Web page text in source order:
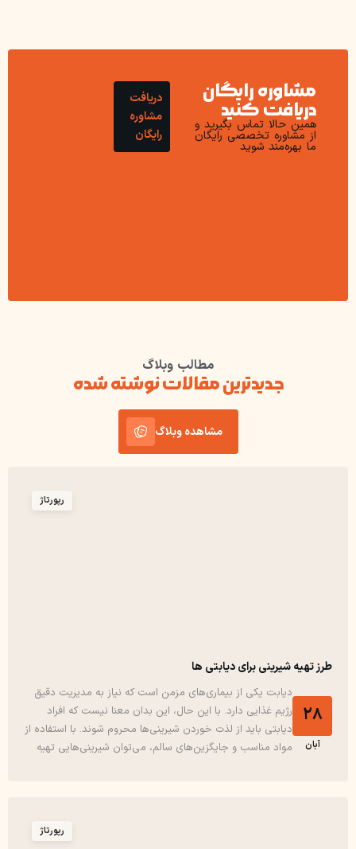
مشاوره رایگان
دریافت کنید
همین حالا تماس بگیرید و
از مشاوره تخصصی رایگان
ما بهره‌مند شوید
دریافت
مشاوره
رایگان
مطالب وبلاگ
جدیدترین مقالات نوشته شده
مشاهده وبلاگ
رپورتاژ
طرز تهیه شیرینی برای دیابتی ها
28
آبان
دیابت یکی از بیماری‌های مزمن است که نیاز به مدیریت دقیق
رژیم غذایی دارد. با این حال، این بدان معنا نیست که افراد
دیابتی باید از لذت خوردن شیرینی‌ها محروم شوند. با استفاده از
مواد مناسب و جایگزین‌های سالم، می‌توان شیرینی‌هایی تهیه
رپورتاژ